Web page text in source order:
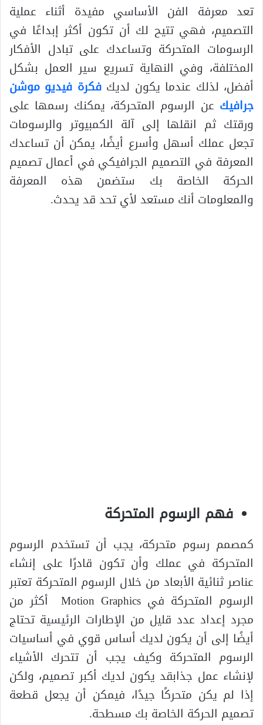
تعد معرفة الفن الأساسي مفيدة أثناء عملية
التصميم، فهي تتيح لك أن تكون أكثر إبداعًا في
الرسومات المتحركة وتساعدك على تبادل الأفكار
المختلفة، وفي النهاية تسريع سير العمل بشكل
أفضل، لذلك عندما يكون لديكفكرة فيديو موشن
جرافيك عن الرسوم المتحركة، يمكنك رسمها على
ورقتك ثم انقلها إلى آلة الكمبيوتر والرسومات
تجعل عملك أسهل وأسرع أيضًا، يمكن أن تساعدك
المعرفة في التصميم الجرافيكي في أعمال تصميم
الحركة الخاصة بك ستضمن هذه المعرفة
والمعلومات أنك مستعد لأي تحد قد يحدث.
فهم الرسوم المتحركة
كمصمم رسوم متحركة، يجب أن تستخدم الرسوم
المتحركة في عملك وأن تكون قادرًا على إنشاء
عناصر ثنائية الأبعاد من خلال الرسوم المتحركة تعتبر
الرسوم المتحركة في Motion Graphics أكثر من
مجرد إعداد عدد قليل من الإطارات الرئيسية تحتاج
أيضًا إلى أن يكون لديك أساس قوي في أساسيات
الرسوم المتحركة وكيف يجب أن تتحرك الأشياء
لإنشاء عمل جذابقد يكون لديك أكبر تصميم، ولكن
إذا لم يكن متحركًا جيدًا، فيمكن أن يجعل قطعة
تصميم الحركة الخاصة بك مسطحة.